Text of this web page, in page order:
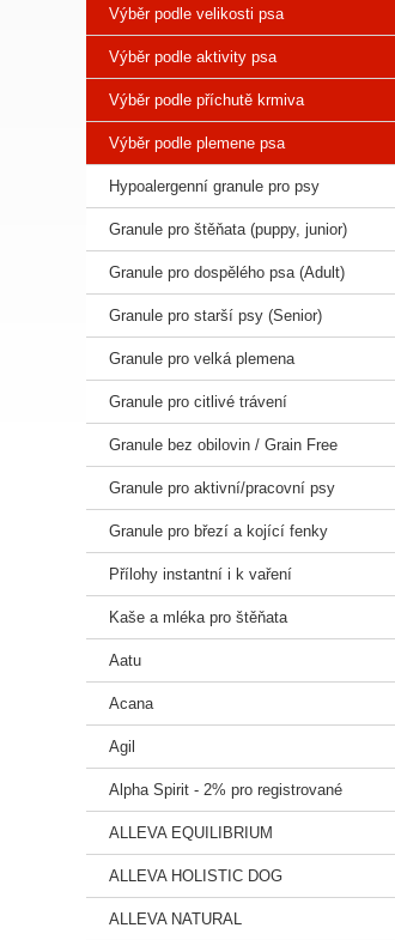
Výběr podle velikosti psa
Výběr podle aktivity psa
Výběr podle příchutě krmiva
Výběr podle plemene psa
Hypoalergenní granule pro psy
Granule pro štěňata (puppy, junior)
Granule pro dospělého psa (Adult)
Granule pro starší psy (Senior)
Granule pro velká plemena
Granule pro citlivé trávení
Granule bez obilovin / Grain Free
Granule pro aktivní/pracovní psy
Granule pro březí a kojící fenky
Přílohy instantní i k vaření
Kaše a mléka pro štěňata
Aatu
Acana
Agil
Alpha Spirit - 2% pro registrované
ALLEVA EQUILIBRIUM
ALLEVA HOLISTIC DOG
ALLEVA NATURAL